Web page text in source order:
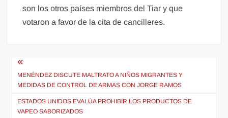
son los otros países miembros del Tiar y que
votaron a favor de la cita de cancilleres.
Navegación
de
entradas
MENÉNDEZ DISCUTE MALTRATO A NIÑOS MIGRANTES Y
MEDIDAS DE CONTROL DE ARMAS CON JORGE RAMOS
ESTADOS UNIDOS EVALÚA PROHIBIR LOS PRODUCTOS DE
VAPEO SABORIZADOS